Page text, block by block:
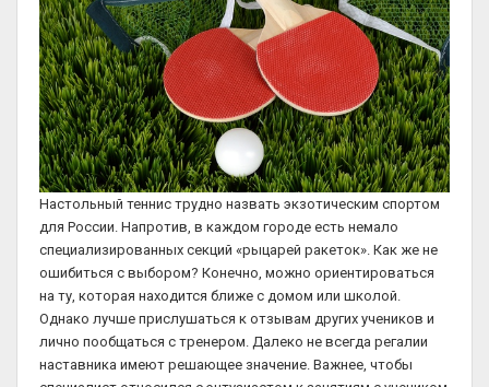
Настольный теннис трудно назвать экзотическим спортом
для России. Напротив, в каждом городе есть немало
специализированных секций «рыцарей ракеток». Как же не
ошибиться с выбором? Конечно, можно ориентироваться
на ту, которая находится ближе с домом или школой.
Однако лучше прислушаться к отзывам других учеников и
лично пообщаться с тренером. Далеко не всегда регалии
наставника имеют решающее значение. Важнее, чтобы